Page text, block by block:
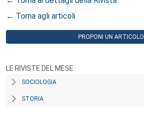
← Torna agli articoli
PROPONI UN ARTICOLO
LE RIVISTE DEL MESE
SOCIOLOGIA
STORIA